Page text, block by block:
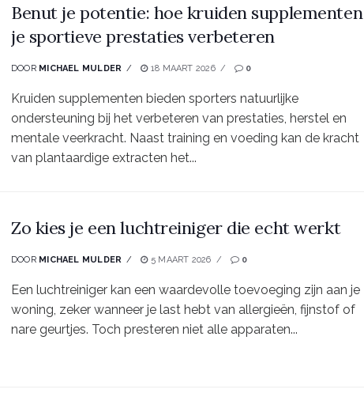
Benut je potentie: hoe kruiden supplementen
je sportieve prestaties verbeteren
DOOR MICHAEL MULDER 18 MAART 2026 0
Kruiden supplementen bieden sporters natuurlijke
ondersteuning bij het verbeteren van prestaties, herstel en
mentale veerkracht. Naast training en voeding kan de kracht
van plantaardige extracten het...
Zo kies je een luchtreiniger die echt werkt
DOOR MICHAEL MULDER 5 MAART 2026 0
Een luchtreiniger kan een waardevolle toevoeging zijn aan je
woning, zeker wanneer je last hebt van allergieën, fijnstof of
nare geurtjes. Toch presteren niet alle apparaten...